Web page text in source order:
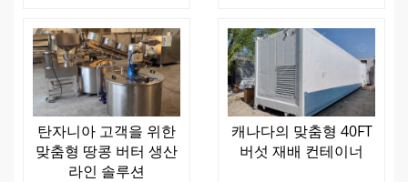
탄자니아 고객을 위한
맞춤형 땅콩 버터 생산
라인 솔루션
캐나다의 맞춤형 40FT
버섯 재배 컨테이너